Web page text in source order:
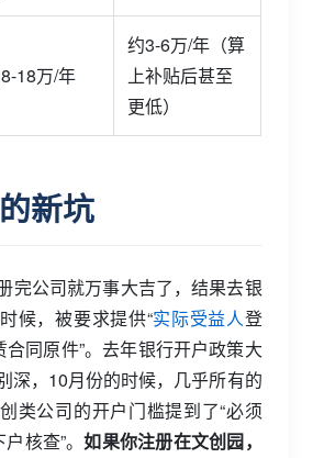
18万/年
约3-6万/年（算
上补贴后甚至
更低）
新坑
完公司就万事大吉了，结果去银
候，被要求提供“实际受益人登
合同原件”。去年银行开户政策大
深，10月份的时候，几乎所有的
类公司的开户门槛提到了“必须
核查”。如果你注册在文创园，